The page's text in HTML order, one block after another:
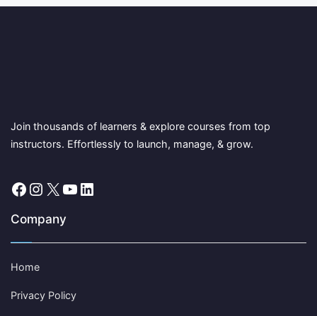
Join thousands of learners & explore courses from top
instructors. Effortlessly to launch, manage, & grow.
Facebook
Instagram
X YouTube
Company
Home
Privacy Policy